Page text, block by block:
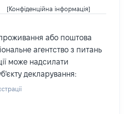
[Конфіденційна інформація]
або поштова
агентство з питань
може надсилати
декларування: